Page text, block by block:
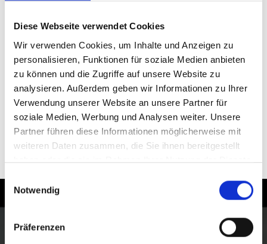
Diese Webseite verwendet Cookies
Wir verwenden Cookies, um Inhalte und Anzeigen zu
personalisieren, Funktionen für soziale Medien anbieten
zu können und die Zugriffe auf unsere Website zu
analysieren. Außerdem geben wir Informationen zu Ihrer
Verwendung unserer Website an unsere Partner für
soziale Medien, Werbung und Analysen weiter. Unsere
Partner führen diese Informationen möglicherweise mit
weiteren Daten zusammen, die Sie ihnen bereitgestellt
haben oder die sie im Rahmen Ihrer Nutzung der Dienste
Einwilligungsauswahl
Notwendig
Präferenzen
Der Zeitraum von März bis Ende November ist ideal